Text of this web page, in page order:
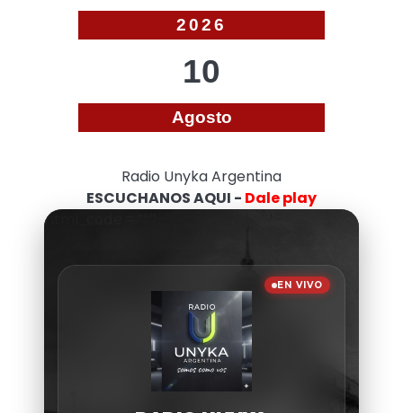
2026
10
Agosto
Radio Unyka Argentina
ESCUCHANOS AQUI - Dale play